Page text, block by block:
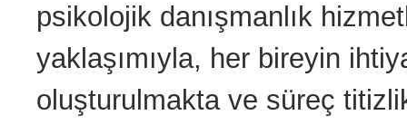
psikolojik danışmanlık
yaklaşımıyla, her bireyin
oluşturulmakta ve süreç